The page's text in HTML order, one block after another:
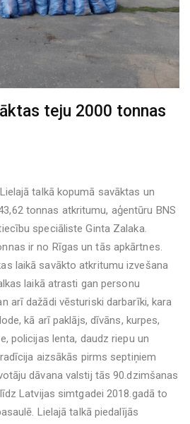
teju 2000 tonnas
talkā kopumā savāktas un
tonnas atkritumu, aģentūru BNS
speciāliste Ginta Zalaka.
ir no Rīgas un tās apkārtnes.
laikā savākto atkritumu izvešana
laikā atrasti gan personu
arī dažādi vēsturiski darbarīki, kara
kā arī paklājs, dīvāns, kurpes,
policijas lenta, daudz riepu un
aizsākās pirms septiņiem
dāvana valstij tās 90.dzimšanas
Latvijas simtgadei 2018.gadā to
Lielajā talkā piedalījās